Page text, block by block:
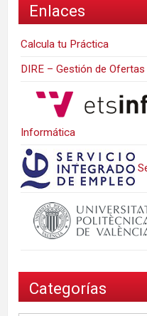
Enlaces
Calcula tu Práctica
DIRE – Gestión de
Informática
Categorías